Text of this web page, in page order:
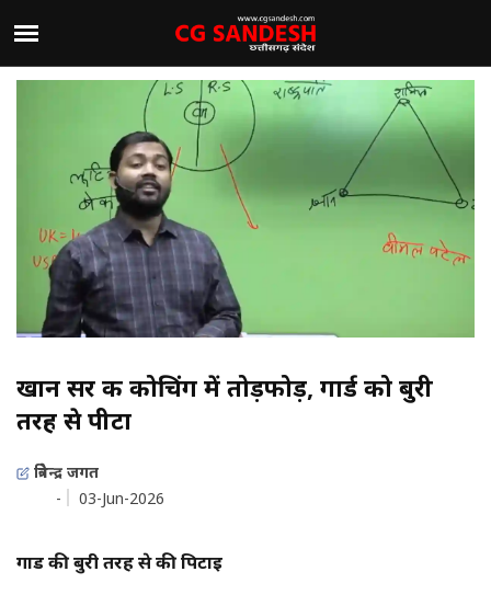
खान सर की कोचिंग में तोड़फोड़, गार्ड को बुरी
तरह से पीटा
त्रिवेन्द्र जगत
-
03-Jun-2026
गार्ड की बुरी तरह से की पिटाई